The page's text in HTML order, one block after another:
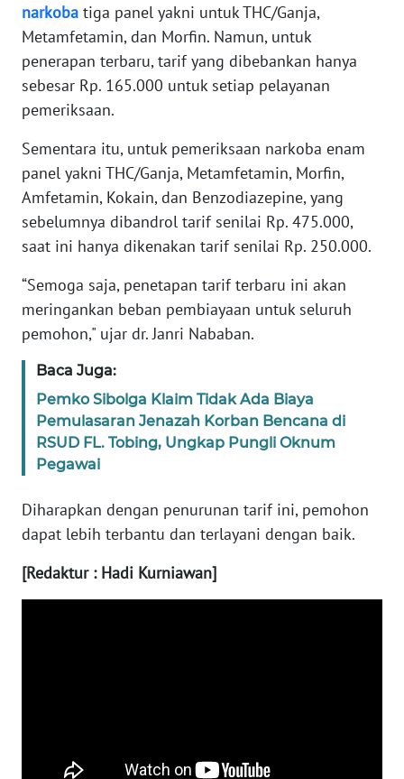
narkoba tiga panel yakni untuk THC/Ganja,
Metamfetamin, dan Morfin. Namun, untuk
penerapan terbaru, tarif yang dibebankan hanya
sebesar Rp. 165.000 untuk setiap pelayanan
pemeriksaan.
Sementara itu, untuk pemeriksaan narkoba enam
panel yakni THC/Ganja, Metamfetamin, Morfin,
Amfetamin, Kokain, dan Benzodiazepine, yang
sebelumnya dibandrol tarif senilai Rp. 475.000,
saat ini hanya dikenakan tarif senilai Rp. 250.000.
“Semoga saja, penetapan tarif terbaru ini akan
meringankan beban pembiayaan untuk seluruh
pemohon," ujar dr. Janri Nababan.
Baca Juga:
Pemko Sibolga Klaim Tidak Ada Biaya
Pemulasaran Jenazah Korban Bencana di
RSUD FL. Tobing, Ungkap Pungli Oknum
Pegawai
Diharapkan dengan penurunan tarif ini, pemohon
dapat lebih terbantu dan terlayani dengan baik.
[Redaktur : Hadi Kurniawan]
WN
JAMBI
WN
SULTRA
WN
NTB
WN
SULTENG
WN
WN
BABEL
SUMBAR
WN
WN